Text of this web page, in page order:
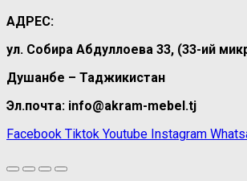
АДРЕС:
ул. Собира Абдуллоева 33, (33-ий
Душанбе – Таджикистан
Эл.почта: info@akram-mebel.tj
Facebook Tiktok Youtube Instagram